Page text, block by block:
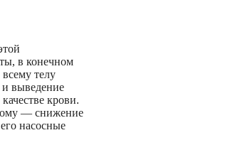
в конечном
телу
и выведение
крови.
— снижение
насосные